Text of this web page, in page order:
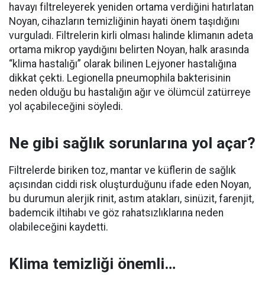
havayı filtreleyerek yeniden ortama verdiğini hatırlatan
Noyan, cihazların temizliğinin hayati önem taşıdığını
vurguladı. Filtrelerin kirli olması halinde klimanın adeta
ortama mikrop yaydığını belirten Noyan, halk arasında
“klima hastalığı” olarak bilinen Lejyoner hastalığına
dikkat çekti. Legionella pneumophila bakterisinin
neden olduğu bu hastalığın ağır ve ölümcül zatürreye
yol açabileceğini söyledi.
Ne gibi sağlık sorunlarına yol açar?
Filtrelerde biriken toz, mantar ve küflerin de sağlık
açısından ciddi risk oluşturduğunu ifade eden Noyan,
bu durumun alerjik rinit, astım atakları, sinüzit, farenjit,
bademcik iltihabı ve göz rahatsızlıklarına neden
olabileceğini kaydetti.
Klima temizliği önemli…